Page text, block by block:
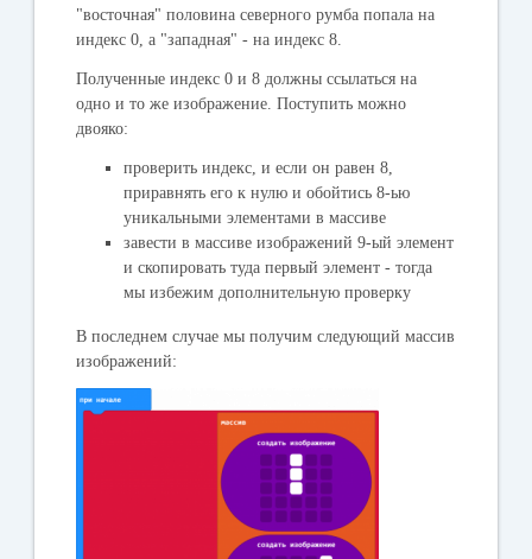
"восточная" половина северного румба попала на
индекс 0, а "западная" - на индекс 8.
Полученные индекс 0 и 8 должны ссылаться на
одно и то же изображение. Поступить можно
двояко:
проверить индекс, и если он равен 8,
приравнять его к нулю и обойтись 8-ью
уникальными элементами в массиве
завести в массиве изображений 9-ый элемент
и скопировать туда первый элемент - тогда
мы избежим дополнительную проверку
В последнем случае мы получим следующий массив
изображений: